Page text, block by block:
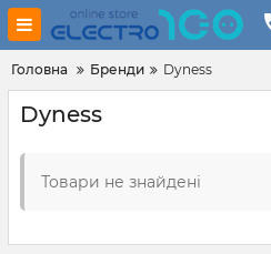
Головна Бренди Dyness
Dyness
Товари не знайдені